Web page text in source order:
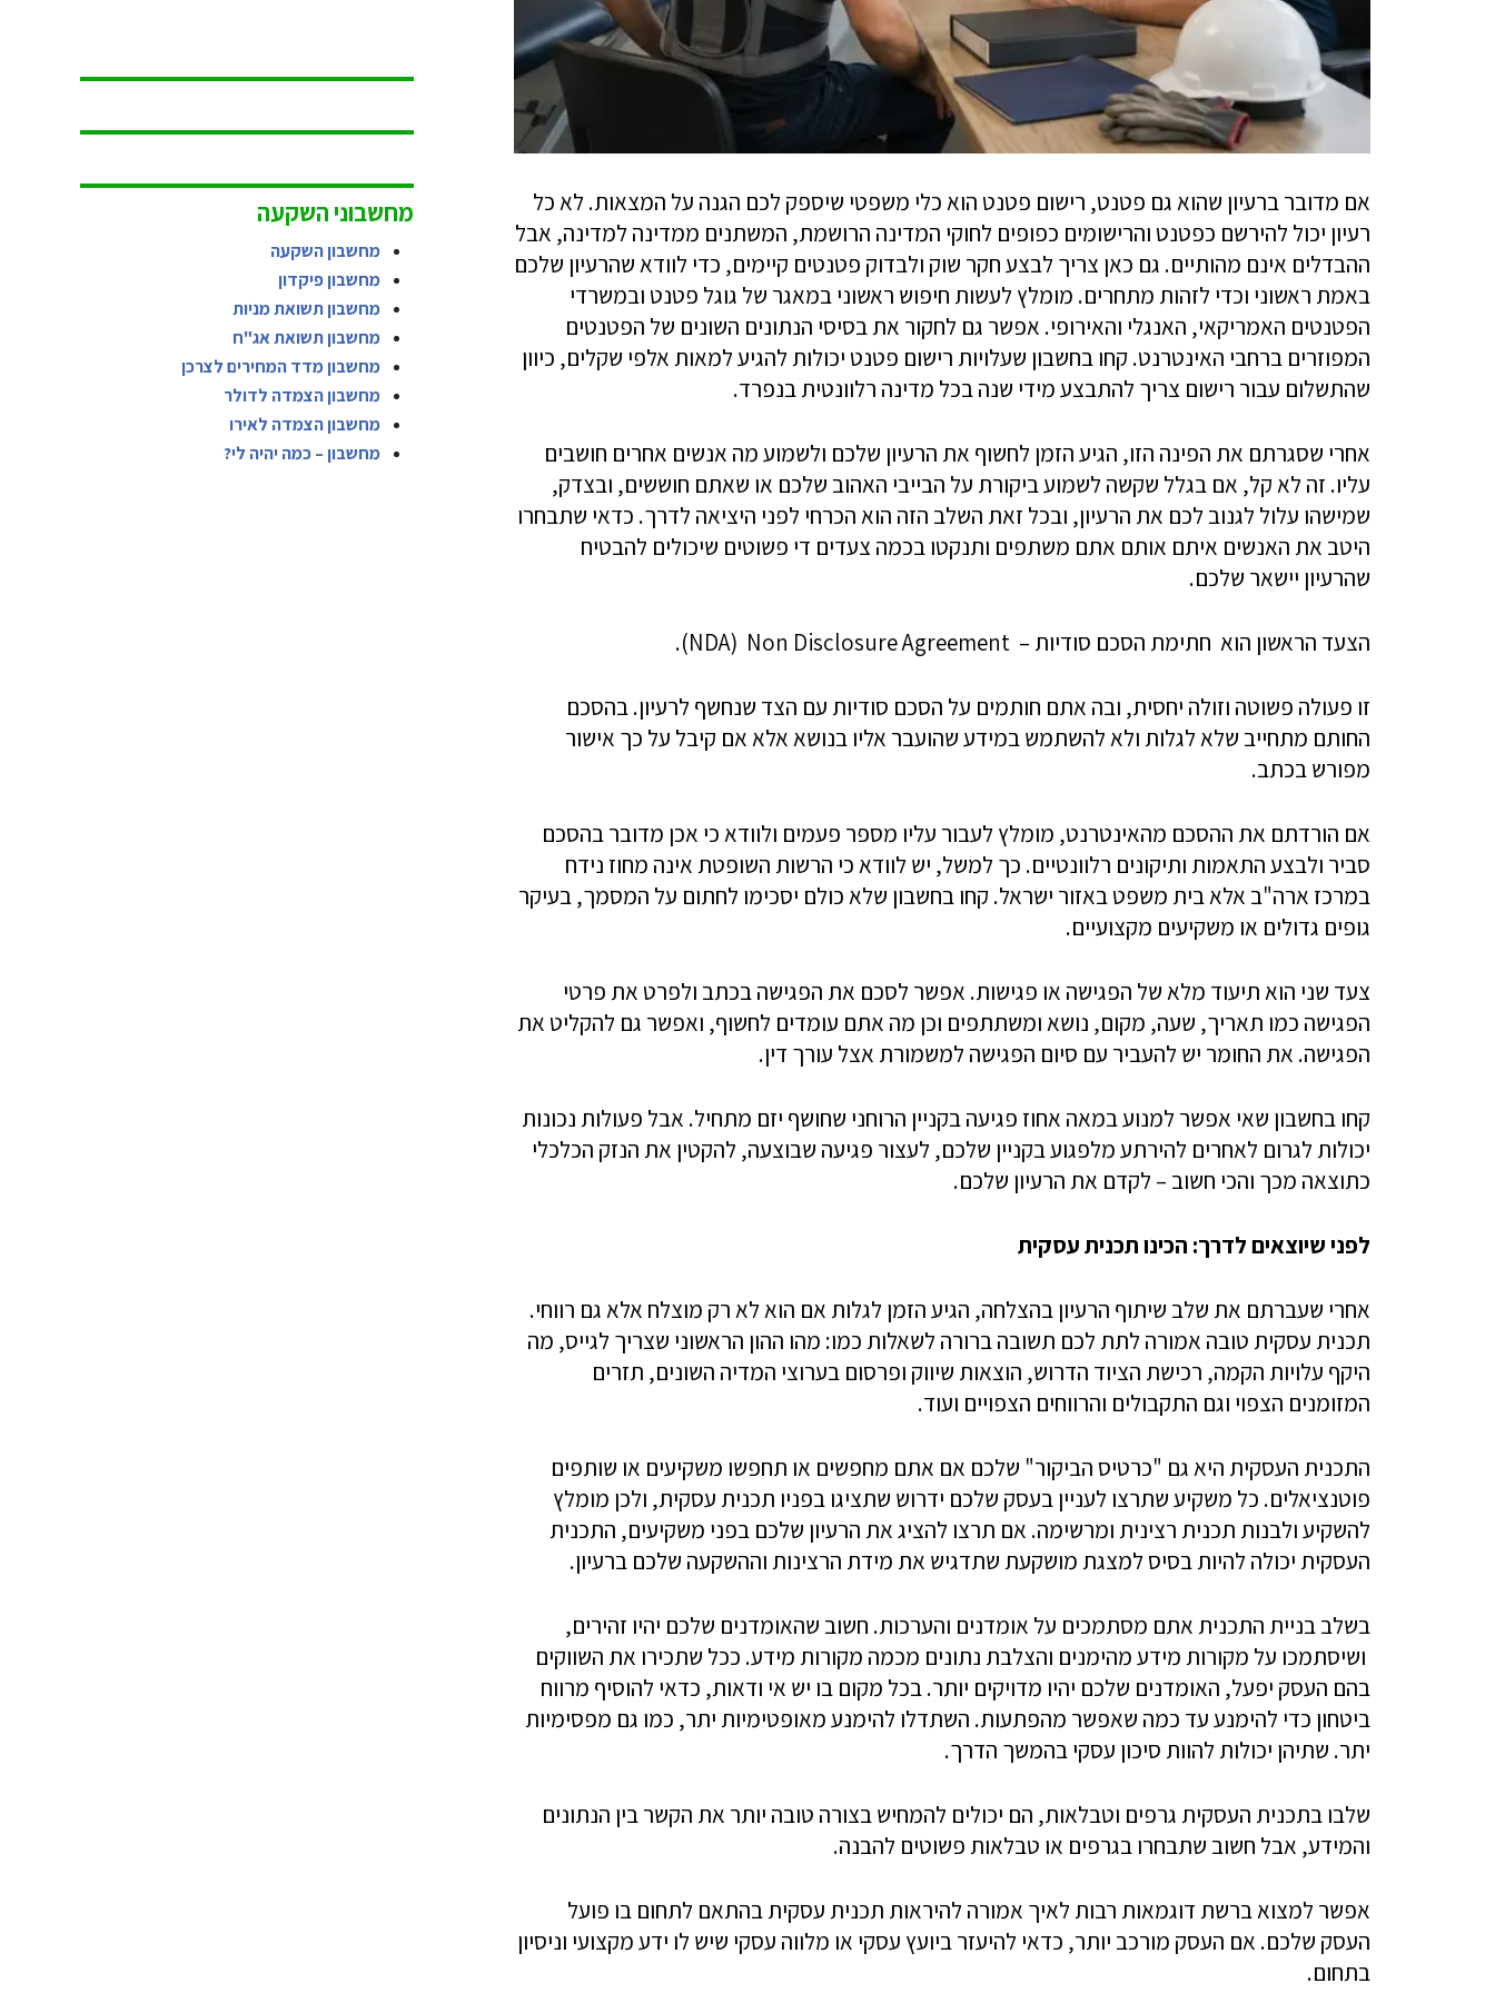
אם מדובר ברעיון שהוא גם פטנט, רישום פטנט הוא כלי משפטי שיספק לכם הגנה על המצאות. לא כל
רעיון יכול להירשם כפטנט והרישומים כפופים לחוקי המדינה הרושמת, המשתנים ממדינה למדינה, אבל
ההבדלים אינם מהותיים. גם כאן צריך לבצע חקר שוק ולבדוק פטנטים קיימים, כדי לוודא שהרעיון שלכם
באמת ראשוני וכדי לזהות מתחרים. מומלץ לעשות חיפוש ראשוני במאגר של גוגל פטנט ובמשרדי
הפטנטים האמריקאי, האנגלי והאירופי. אפשר גם לחקור את בסיסי הנתונים השונים של הפטנטים
המפוזרים ברחבי האינטרנט. קחו בחשבון שעלויות רישום פטנט יכולות להגיע למאות אלפי שקלים, כיוון
שהתשלום עבור רישום צריך להתבצע מידי שנה בכל מדינה רלוונטית בנפרד.
אחרי שסגרתם את הפינה הזו, הגיע הזמן לחשוף את הרעיון שלכם ולשמוע מה אנשים אחרים חושבים
עליו. זה לא קל, אם בגלל שקשה לשמוע ביקורת על הבייבי האהוב שלכם או שאתם חוששים, ובצדק,
שמישהו עלול לגנוב לכם את הרעיון, ובכל זאת השלב הזה הוא הכרחי לפני היציאה לדרך. כדאי שתבחרו
היטב את האנשים איתם אותם אתם משתפים ותנקטו בכמה צעדים די פשוטים שיכולים להבטיח
שהרעיון יישאר שלכם.
הצעד הראשון הוא חתימת הסכם סודיות – NDA) Non Disclosure Agreement).
זו פעולה פשוטה וזולה יחסית, ובה אתם חותמים על הסכם סודיות עם הצד שנחשף לרעיון. בהסכם
החותם מתחייב שלא לגלות ולא להשתמש במידע שהועבר אליו בנושא אלא אם קיבל על כך אישור
מפורש בכתב.
אם הורדתם את ההסכם מהאינטרנט, מומלץ לעבור עליו מספר פעמים ולוודא כי אכן מדובר בהסכם
סביר ולבצע התאמות ותיקונים רלוונטיים. כך למשל, יש לוודא כי הרשות השופטת אינה מחוז נידח
במרכז ארה"ב אלא בית משפט באזור ישראל. קחו בחשבון שלא כולם יסכימו לחתום על המסמך, בעיקר
גופים גדולים או משקיעים מקצועיים.
צעד שני הוא תיעוד מלא של הפגישה או פגישות. אפשר לסכם את הפגישה בכתב ולפרט את פרטי
הפגישה כמו תאריך, שעה, מקום, נושא ומשתתפים וכן מה אתם עומדים לחשוף, ואפשר גם להקליט את
הפגישה. את החומר יש להעביר עם סיום הפגישה למשמורת אצל עורך דין.
קחו בחשבון שאי אפשר למנוע במאה אחוז פגיעה בקניין הרוחני שחושף יזם מתחיל. אבל פעולות נכונות
יכולות לגרום לאחרים להירתע מלפגוע בקניין שלכם, לעצור פגיעה שבוצעה, להקטין את הנזק הכלכלי
כתוצאה מכך והכי חשוב – לקדם את הרעיון שלכם.
לפני שיוצאים לדרך: הכינו תכנית עסקית
אחרי שעברתם את שלב שיתוף הרעיון בהצלחה, הגיע הזמן לגלות אם הוא לא רק מוצלח אלא גם רווחי.
תכנית עסקית טובה אמורה לתת לכם תשובה ברורה לשאלות כמו: מהו ההון הראשוני שצריך לגייס, מה
היקף עלויות הקמה, רכישת הציוד הדרוש, הוצאות שיווק ופרסום בערוצי המדיה השונים, תזרים
המזומנים הצפוי וגם התקבולים והרווחים הצפויים ועוד.
התכנית העסקית היא גם "כרטיס הביקור" שלכם אם אתם מחפשים או תחפשו משקיעים או שותפים
פוטנציאלים. כל משקיע שתרצו לעניין בעסק שלכם ידרוש שתציגו בפניו תכנית עסקית, ולכן מומלץ
להשקיע ולבנות תכנית רצינית ומרשימה. אם תרצו להציג את הרעיון שלכם בפני משקיעים, התכנית
העסקית יכולה להיות בסיס למצגת מושקעת שתדגיש את מידת הרצינות וההשקעה שלכם ברעיון.
בשלב בניית התכנית אתם מסתמכים על אומדנים והערכות. חשוב שהאומדנים שלכם יהיו זהירים,
ושיסתמכו על מקורות מידע מהימנים והצלבת נתונים מכמה מקורות מידע. ככל שתכירו את השווקים
בהם העסק יפעל, האומדנים שלכם יהיו מדויקים יותר. בכל מקום בו יש אי ודאות, כדאי להוסיף מרווח
ביטחון כדי להימנע עד כמה שאפשר מהפתעות. השתדלו להימנע מאופטימיות יתר, כמו גם מפסימיות
יתר. שתיהן יכולות להוות סיכון עסקי בהמשך הדרך.
שלבו בתכנית העסקית גרפים וטבלאות, הם יכולים להמחיש בצורה טובה יותר את הקשר בין הנתונים
והמידע, אבל חשוב שתבחרו בגרפים או טבלאות פשוטים להבנה.
אפשר למצוא ברשת דוגמאות רבות לאיך אמורה להיראות תכנית עסקית בהתאם לתחום בו פועל
העסק שלכם. אם העסק מורכב יותר, כדאי להיעזר ביועץ עסקי או מלווה עסקי שיש לו ידע מקצועי וניסיון
בתחום.
מחשבוני השקעה
מחשבון השקעה
מחשבון פיקדון
מחשבון תשואת מניות
מחשבון תשואת אג"ח
מחשבון מדד המחירים לצרכן
מחשבון הצמדה לדולר
מחשבון הצמדה לאירו
מחשבון – כמה יהיה לי?